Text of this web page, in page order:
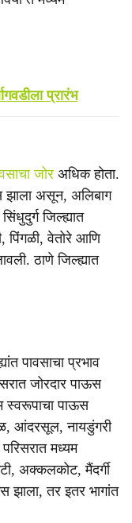
प्रारंभ
जोर अधिक होता.
झाला असून, अलिबाग
जिल्ह्यात
पिंगळी, वेतोरे आणि
ठाणे जिल्ह्यात
पावसाचा प्रभाव
जोरदार पाऊस
स्वरूपाचा पाऊस
आंदरसूल, नायडुंगरी
मध्यम
अक्कलकोट, मैंदर्गी
झाला, तर इतर भागांत